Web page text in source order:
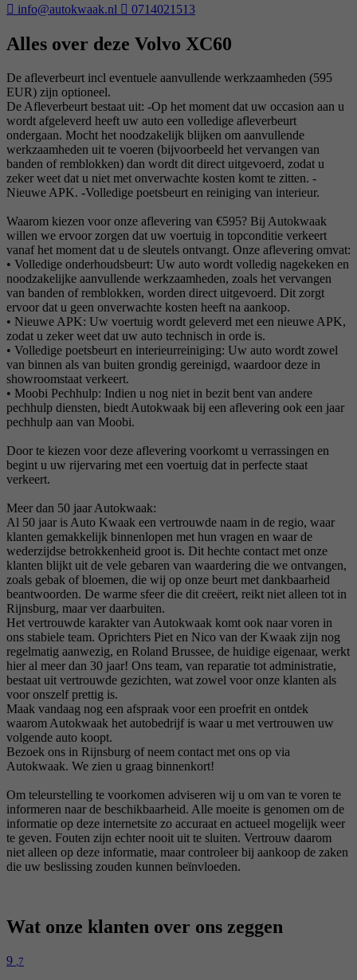
info@autokwaak.nl
0714021513
Alles over deze Volvo XC60
De afleverbeurt incl eventuele aanvullende werkzaamheden (595
EUR) zijn optioneel.
De Afleverbeurt bestaat uit: -Op het moment dat uw occasion aan u
wordt afgeleverd heeft uw auto een volledige afleverbeurt
ondergaan. Mocht het noodzakelijk blijken om aanvullende
werkzaamheden uit te voeren (bijvoorbeeld het vervangen van
banden of remblokken) dan wordt dit direct uitgevoerd, zodat u
zeker weet dat u niet met onverwachte kosten komt te zitten. -
Nieuwe APK. -Volledige poetsbeurt en reiniging van interieur.
Waarom kiezen voor onze aflevering van €595? Bij Autokwaak
willen we ervoor zorgen dat uw voertuig in topconditie verkeert
vanaf het moment dat u de sleutels ontvangt. Onze aflevering omvat:
• Volledige onderhoudsbeurt: Uw auto wordt volledig nagekeken en
noodzakelijke aanvullende werkzaamheden, zoals het vervangen
van banden of remblokken, worden direct uitgevoerd. Dit zorgt
ervoor dat u geen onverwachte kosten heeft na aankoop.
• Nieuwe APK: Uw voertuig wordt geleverd met een nieuwe APK,
zodat u zeker weet dat uw auto technisch in orde is.
• Volledige poetsbeurt en interieurreiniging: Uw auto wordt zowel
van binnen als van buiten grondig gereinigd, waardoor deze in
showroomstaat verkeert.
• Moobi Pechhulp: Indien u nog niet in bezit bent van andere
pechhulp diensten, biedt Autokwaak bij een aflevering ook een jaar
pechhulp aan van Moobi.
Door te kiezen voor deze aflevering voorkomt u verrassingen en
begint u uw rijervaring met een voertuig dat in perfecte staat
verkeert.
Meer dan 50 jaar Autokwaak:
Al 50 jaar is Auto Kwaak een vertrouwde naam in de regio, waar
klanten gemakkelijk binnenlopen met hun vragen en waar de
wederzijdse betrokkenheid groot is. Dit hechte contact met onze
klanten blijkt uit de vele gebaren van waardering die we ontvangen,
zoals gebak of bloemen, die wij op onze beurt met dankbaarheid
beantwoorden. De warme sfeer die dit creëert, reikt niet alleen tot in
Rijnsburg, maar ver daarbuiten.
Het vertrouwde karakter van Autokwaak komt ook naar voren in
ons stabiele team. Oprichters Piet en Nico van der Kwaak zijn nog
regelmatig aanwezig, en Roland Brussee, de huidige eigenaar, werkt
hier al meer dan 30 jaar! Ons team, van reparatie tot administratie,
bestaat uit vertrouwde gezichten, wat zowel voor onze klanten als
voor onszelf prettig is.
Maak vandaag nog een afspraak voor een proefrit en ontdek
waarom Autokwaak het autobedrijf is waar u met vertrouwen uw
volgende auto koopt.
Bezoek ons in Rijnsburg of neem contact met ons op via
Autokwaak. We zien u graag binnenkort!
Om teleurstelling te voorkomen adviseren wij u om van te voren te
informeren naar de beschikbaarheid. Alle moeite is genomen om de
informatie op deze internetsite zo accuraat en actueel mogelijk weer
te geven. Fouten zijn echter nooit uit te sluiten. Vertrouw daarom
niet alleen op deze informatie, maar controleer bij aankoop de zaken
die uw beslissing zouden kunnen beïnvloeden.
Wat onze klanten over ons zeggen
9 ,7